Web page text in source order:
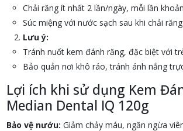
Chải răng ít nhất 2 lần/ngày, mỗi lần
Súc miệng với nước sạch sau khi chải răng.
Lưu ý:
Tránh nuốt kem đánh răng, đặc biệt với
Bảo quản nơi khô ráo, tránh ánh nắng
Lợi ích khi sử dụng Kem
Median Dental IQ 120g
Bảo vệ nướu: Giảm chảy máu, ngăn ngừa